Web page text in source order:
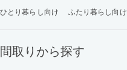
ひとり暮らし向け
ふたり暮らし向け
間取りから探す